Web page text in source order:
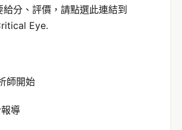
給分、評價，請點選此連結到
Eye.
師開始
導